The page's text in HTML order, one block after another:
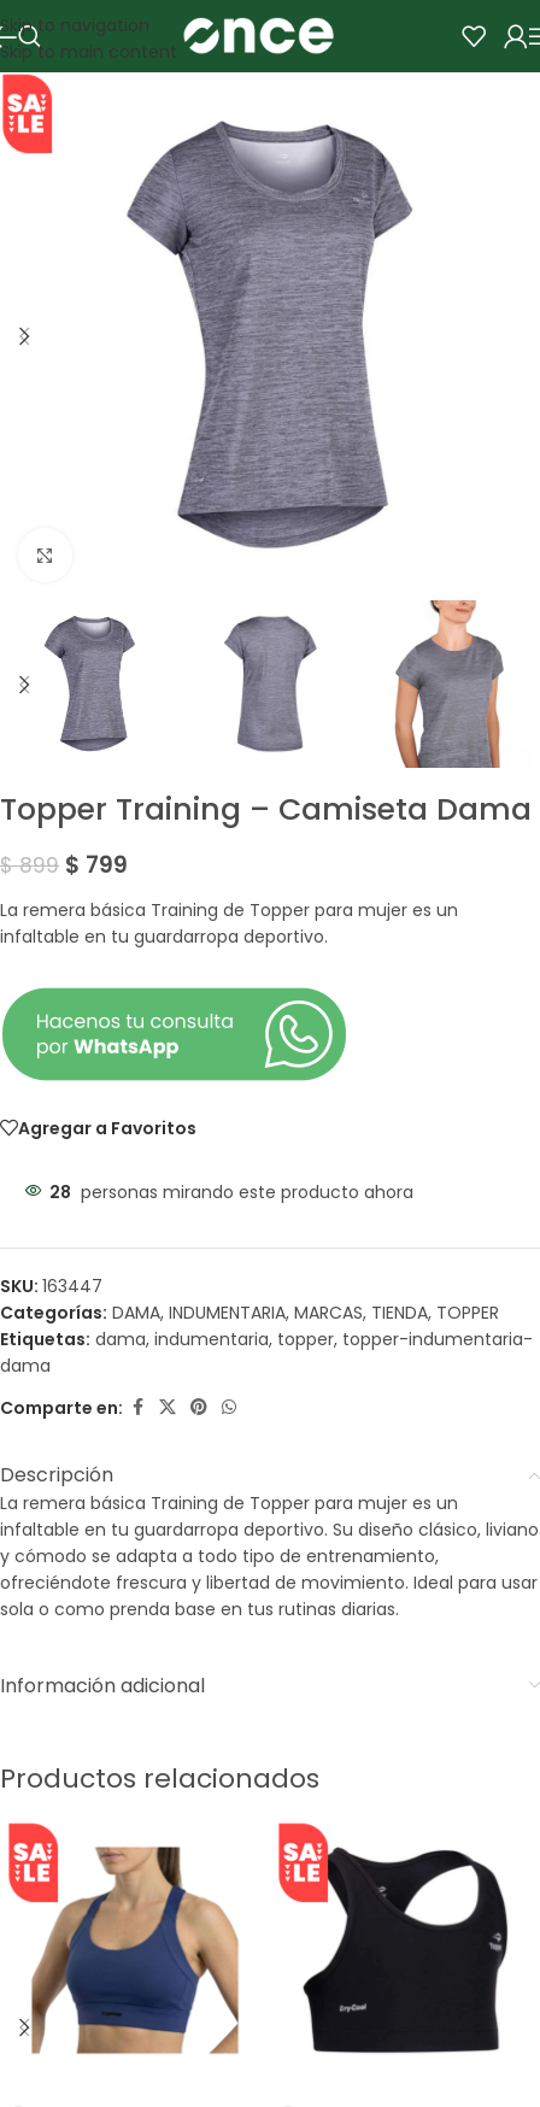
Skip to navigation
Skip to main content
SALE
Topper Training – Camiseta Dama
$899 $ 799
La remera básica Training de Topper para mujer es un
infaltable en tu guardarropa deportivo.
Agregar a Favoritos
28 personas mirando este producto ahora
SKU: 163447
Categorías: DAMA, INDUMENTARIA, MARCAS, TIENDA, TOPPER
Etiquetas: dama, indumentaria, topper, topper-indumentaria-
dama
Comparte en:
Descripción
La remera básica Training de Topper para mujer es un
infaltable en tu guardarropa deportivo. Su diseño clásico, liviano
y cómodo se adapta a todo tipo de entrenamiento,
ofreciéndote frescura y libertad de movimiento. Ideal para usar
sola o como prenda base en tus rutinas diarias.
Información adicional
Productos relacionados